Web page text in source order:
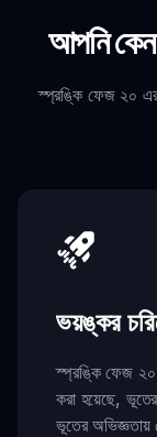
আপনি কেন
স্প্রঙ্কি ফেজ ২০ এর
ভয়ঙ্কর
স্প্রঙ্কি ফেজ ২০
করা হয়েছে,
ভূতের অভিজ্ঞতায়